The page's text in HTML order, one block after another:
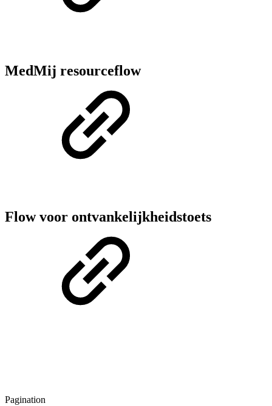
MedMij resourceflow
Flow voor ontvankelijkheidstoets
Pagination